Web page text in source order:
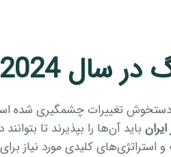
سال 2024
دستخوش تغییرات چشمگیری شده
باید آن‌ها را بپذیرند تا
استراتژی‌های کلیدی مورد نیاز برای